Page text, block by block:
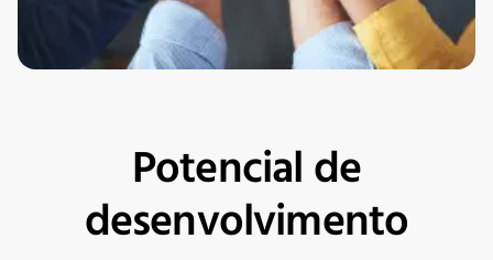
Potencial de
desenvolvimento